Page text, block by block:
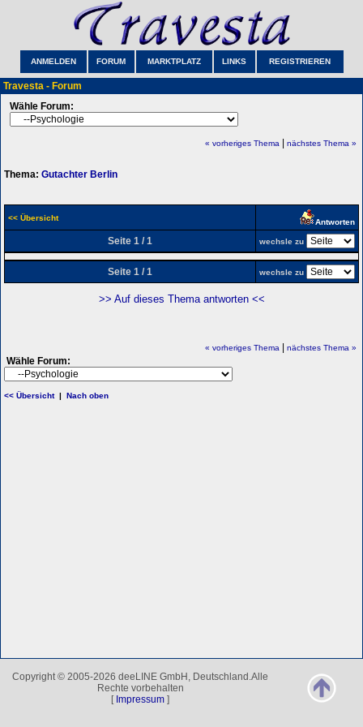
ANMELDEN FORUM MARKTPLATZ LINKS REGISTRIEREN
Travesta - Forum
Wähle Forum:
« vorheriges Thema nächstes Thema »
Thema: Gutachter Berlin
<< Übersicht Antworten
Seite 1 / 1 wechsle zu
Seite 1 / 1 wechsle zu
>> Auf dieses Thema antworten <<
« vorheriges Thema nächstes Thema »
Wähle Forum:
<< Übersicht| Nach oben
Copyright © 2005-2026 deeLINE GmbH, Deutschland.Alle
Rechte vorbehalten
[ Impressum ]